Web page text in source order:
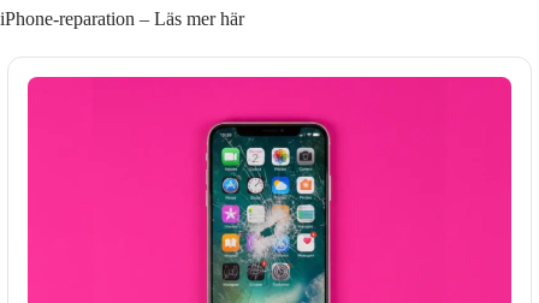
iPhone-reparation – Läs mer här